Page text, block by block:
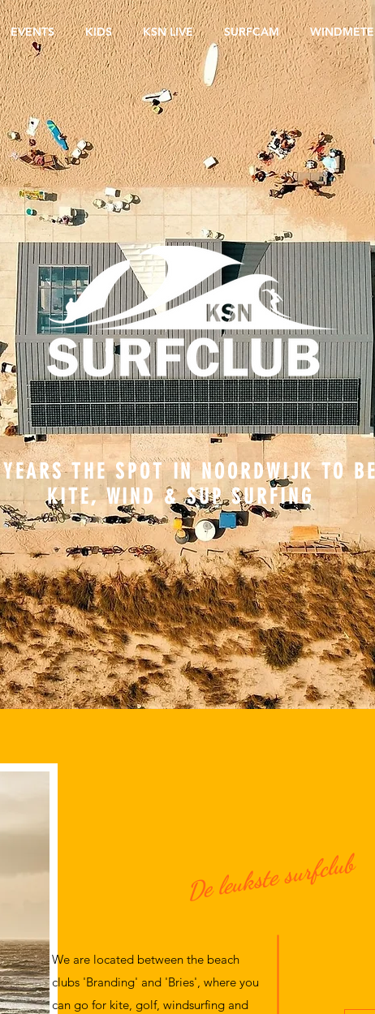
EVENTS KIDS KSN LIVE SURFCAM
THE SPOT IN NOORDWIJK TO
KITE, WIND & SUP SURFING
De leukste surfclub
We are located between the beach
clubs 'Branding' and 'Bries', where you
can go for kite, golf, windsurfing and